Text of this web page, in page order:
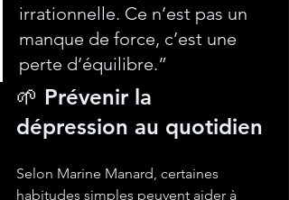
irrationnelle. Ce n’est pas un
manque de force, c’est une
perte d’équilibre.”
🌱 Prévenir la
dépression au quotidien
Selon Marine Manard, certaines
habitudes simples peuvent aider à